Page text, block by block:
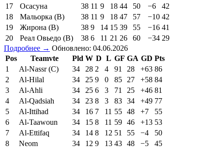
17
Осасуна 38 11 9 18 44 50 −6
42
18
Мальорка (В) 38 11 9 18 47 57 −10 42
19
Жирона (В) 38 9 14 15 39 55 −16 41
20
Реал Овьедо (В) 38 6 11 21 26 60 −34 29
Подробнее → Обновлено: 04.06.2026
Pos
Teamvte Pld W D L GF GA GD Pts
1
Al-Nassr (C) 34 28 2 4 91 28 +63 86
2
Al-Hilal 34 25 9 0 85 27 +58 84
3
Al-Ahli 34 25 6 3 71 25 +46 81
4
Al-Qadsiah 34 23 8 3 83 34 +49 77
5
Al-Ittihad 34 16 7 11 55 48 +7
55
6
Al-Taawoun 34 15 8 11 59 46 +13 53
7
Al-Ettifaq 34 14 8 12 51 55 −4
50
8
Neom 34 12 9 13 43 48 −5
45